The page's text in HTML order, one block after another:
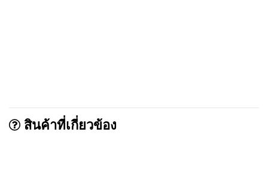
สินค้าที่เกี่ยวข้อง